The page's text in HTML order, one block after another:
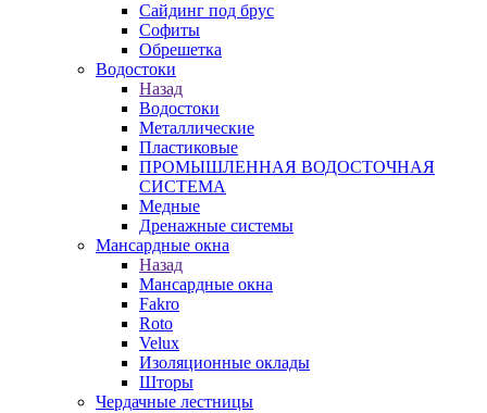
Сайдинг под брус
Софиты
Обрешетка
Водостоки
Назад
Водостоки
Металлические
Пластиковые
ПРОМЫШЛЕННАЯ ВОДОСТОЧНАЯ
СИСТЕМА
Медные
Дренажные системы
Мансардные окна
Назад
Мансардные окна
Fakro
Roto
Velux
Изоляционные оклады
Шторы
Чердачные лестницы